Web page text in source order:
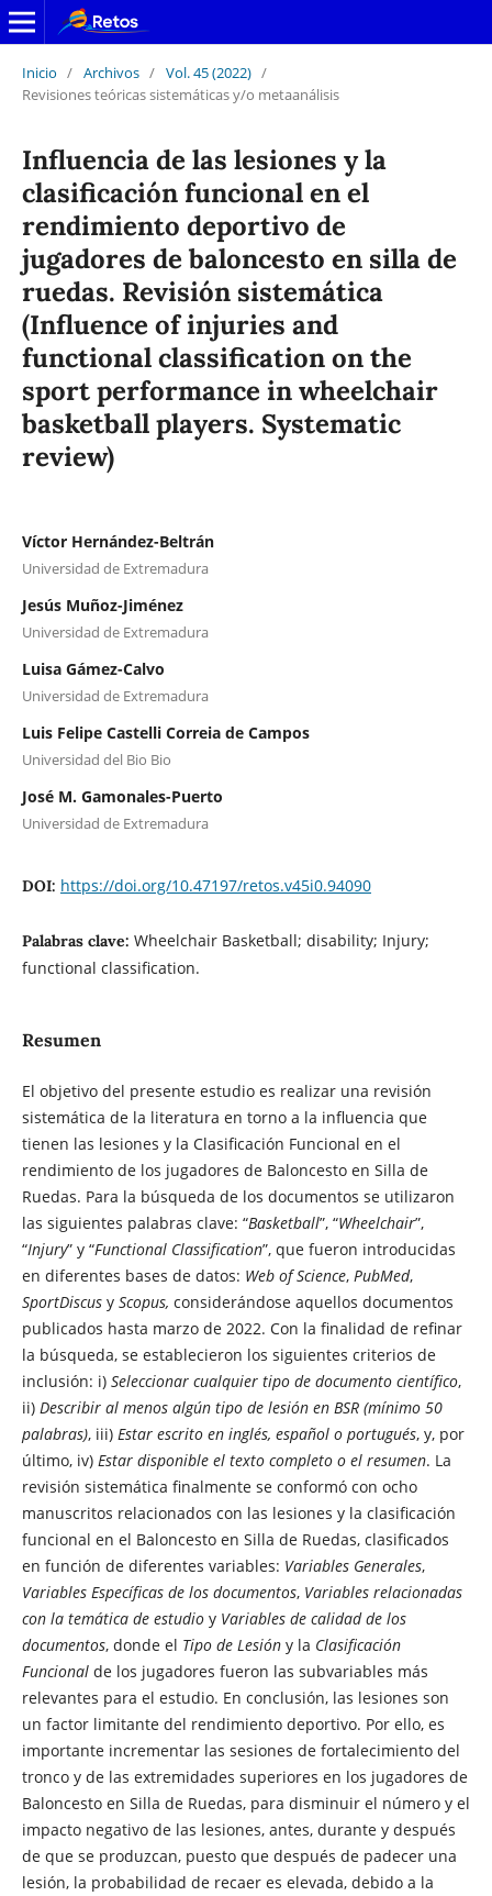
Inicio / Archivos / Vol. 45 (2022) /
Revisiones teóricas sistemáticas y/o metaanálisis
Influencia de las lesiones y la
clasificación funcional en el
rendimiento deportivo de
jugadores de baloncesto en silla de
ruedas. Revisión sistemática
(Influence of injuries and
functional classification on the
sport performance in wheelchair
basketball players. Systematic
review)
Víctor Hernández-Beltrán
Universidad de Extremadura
Jesús Muñoz-Jiménez
Universidad de Extremadura
Luisa Gámez-Calvo
Universidad de Extremadura
Luis Felipe Castelli Correia de Campos
Universidad del Bio Bio
José M. Gamonales-Puerto
Universidad de Extremadura
DOI: https://doi.org/10.47197/retos.v45i0.94090
Palabras clave: Wheelchair Basketball; disability; Injury;
functional classification.
Resumen
El objetivo del presente estudio es realizar una revisión
sistemática de la literatura en torno a la influencia que
tienen las lesiones y la Clasificación Funcional en el
rendimiento de los jugadores de Baloncesto en Silla de
Ruedas. Para la búsqueda de los documentos se utilizaron
las siguientes palabras clave: “Basketball”, “Wheelchair”,
“Injury” y “Functional Classification”, que fueron introducidas
en diferentes bases de datos: Web of Science, PubMed,
SportDiscusy Scopus, considerándose aquellos documentos
publicados hasta marzo de 2022. Con la finalidad de refinar
la búsqueda, se establecieron los siguientes criterios de
inclusión: i) Seleccionar cualquier tipo de documento científico,
ii) Describir al menos algún tipo de lesión en BSR (mínimo 50
palabras), iii) Estar escrito en inglés, español o portugués, y, por
último, iv) Estar disponible el texto completo o el resumen. La
revisión sistemática finalmente se conformó con ocho
manuscritos relacionados con las lesiones y la clasificación
funcional en el Baloncesto en Silla de Ruedas, clasificados
en función de diferentes variables: Variables Generales,
Variables Específicas de los documentos, Variables relacionadas
con la temática de estudioy Variables de calidad de los
documentos, donde el Tipo de Lesióny la Clasificación
Funcionalde los jugadores fueron las subvariables más
relevantes para el estudio. En conclusión, las lesiones son
un factor limitante del rendimiento deportivo. Por ello, es
importante incrementar las sesiones de fortalecimiento del
tronco y de las extremidades superiores en los jugadores de
Baloncesto en Silla de Ruedas, para disminuir el número y el
impacto negativo de las lesiones, antes, durante y después
de que se produzcan, puesto que después de padecer una
lesión, la probabilidad de recaer es elevada, debido a la